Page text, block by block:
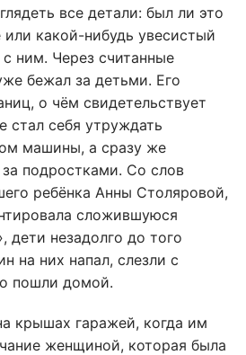
все детали: был ли это
какой-нибудь увесистый
ним. Через считанные
бежал за детьми. Его
о чём свидетельствует
стал себя утруждать
машины, а сразу же
подростками. Со слов
ребёнка Анны Столяровой,
сложившуюся
дети незадолго до того
на них напал, слезли с
пошли домой.
крышах гаражей, когда им
женщиной, которая была